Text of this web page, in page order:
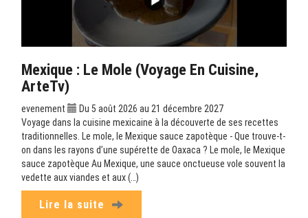
Mexique : Le Mole (Voyage En Cuisine,
ArteTv)
evenement
Du 5 août 2026 au 21 décembre 2027
Voyage dans la cuisine mexicaine à la découverte de ses recettes
traditionnelles. Le mole, le Mexique sauce zapotèque - Que trouve-t-
on dans les rayons d’une supérette de Oaxaca ? Le mole, le Mexique
sauce zapotèque Au Mexique, une sauce onctueuse vole souvent la
vedette aux viandes et aux (…)
Lire la suite